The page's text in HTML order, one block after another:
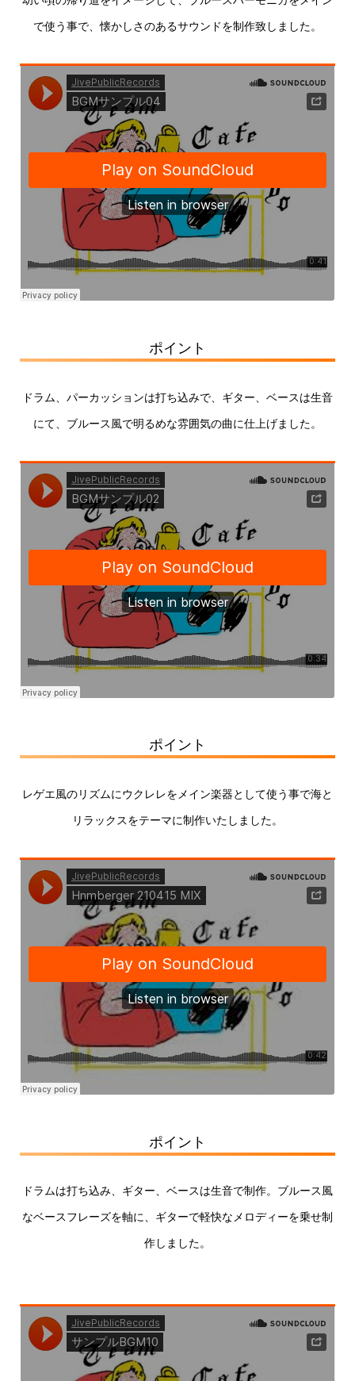
で使う事で、懐かしさのあるサウンドを制作致しました。
ポイント
ドラム、パーカッションは打ち込みで、ギター、ベースは生音
にて、ブルース風で明るめな雰囲気の曲に仕上げました。
ポイント
レゲエ風のリズムにウクレレをメイン楽器として使う事で海と
リラックスをテーマに制作いたしました。
ポイント
ドラムは打ち込み、ギター、ベースは生音で制作。ブルース風
なベースフレーズを軸に、ギターで軽快なメロディーを乗せ制
作しました。